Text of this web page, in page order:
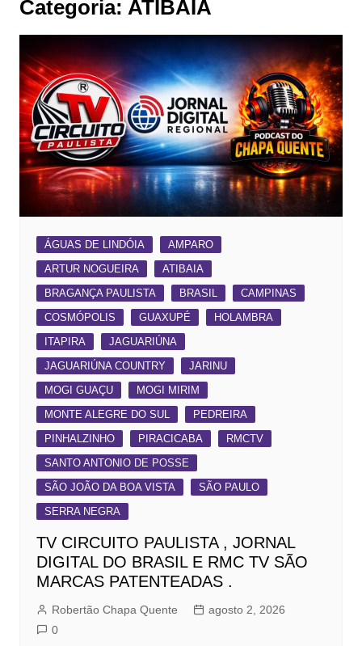
Categoria: ATIBAIA
ÁGUAS DE LINDÓIA
AMPARO
ARTUR NOGUEIRA
ATIBAIA
BRAGANÇA PAULISTA
BRASIL
CAMPINAS
COSMÓPOLIS
GUAXUPÉ
HOLAMBRA
ITAPIRA
JAGUARIÚNA
JAGUARIÚNA COUNTRY
JARINU
MOGI GUAÇU
MOGI MIRIM
MONTE ALEGRE DO SUL
PEDREIRA
PINHALZINHO
PIRACICABA
RMCTV
SANTO ANTONIO DE POSSE
SÃO JOÃO DA BOA VISTA
SÃO PAULO
SERRA NEGRA
TV CIRCUITO PAULISTA , JORNAL
DIGITAL DO BRASIL E RMC TV SÃO
MARCAS PATENTEADAS .
Robertão Chapa Quente
agosto 2, 2026
0